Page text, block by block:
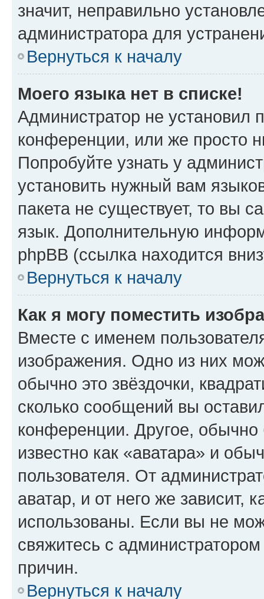
значит, неправильно
администратора для
Вернуться к началу
Моего языка нет в списке!
Администратор не установил
конференции, или же просто
Попробуйте узнать у
установить нужный вам
пакета не существует, то вы
язык. Дополнительную
phpBB (ссылка находится
Вернуться к началу
Как я могу поместить
Вместе с именем
изображения. Одно из них
обычно это звёздочки,
сколько сообщений вы
конференции. Другое,
известно как «аватара» и
пользователя. От
аватар, и от него же зависит,
использованы. Если вы не
свяжитесь с
причин.
Вернуться к началу